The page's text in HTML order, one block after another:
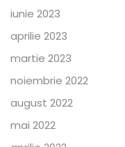
iunie 2023
aprilie 2023
martie 2023
noiembrie 2022
august 2022
mai 2022